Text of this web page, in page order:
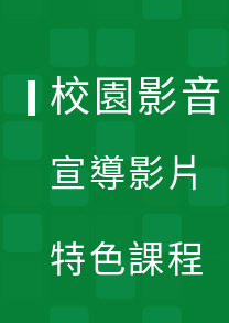
校園影音
宣導影片
特色課程